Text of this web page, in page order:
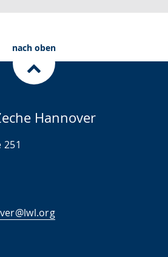
nach oben
Hannover